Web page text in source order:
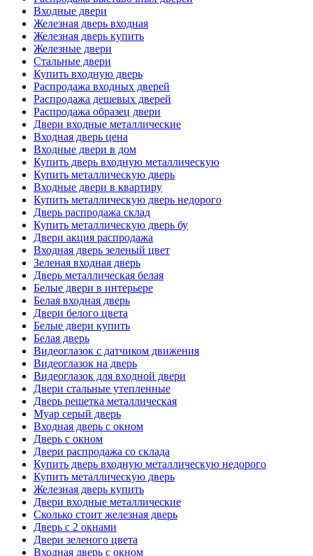
Входные двери
Железная дверь входная
Железная дверь купить
Железные двери
Стальные двери
Купить входную дверь
Распродажа входных дверей
Распродажа дешевых дверей
Распродажа образец двери
Двери входные металлические
Входная дверь цена
Входные двери в дом
Купить дверь входную металлическую
Купить металлическую дверь
Входные двери в квартиру
Купить металлическую дверь недорого
Дверь распродажа склад
Купить металлическую дверь бу
Двери акция распродажа
Входная дверь зеленый цвет
Зеленая входная дверь
Дверь металлическая белая
Белые двери в интерьере
Белая входная дверь
Двери белого цвета
Белые двери купить
Белая дверь
Видеоглазок с датчиком движения
Видеоглазок на дверь
Видеоглазок для входной двери
Двери стальные утепленные
Дверь решетка металлическая
Муар серый дверь
Входная дверь с окном
Дверь с окном
Двери распродажа со склада
Купить дверь входную металлическую недорого
Купить металлическую дверь
Железная дверь купить
Двери входные металлические
Сколько стоит железная дверь
Дверь с 2 окнами
Двери зеленого цвета
Входная дверь с окном